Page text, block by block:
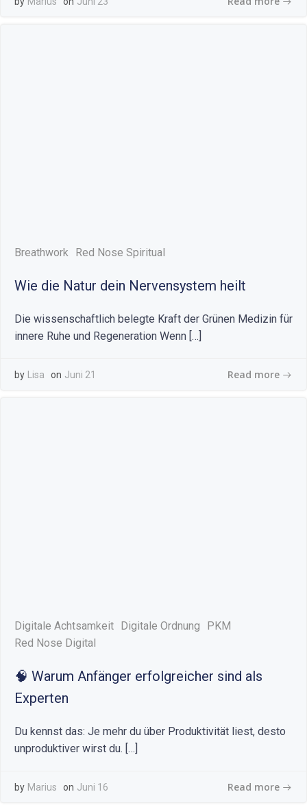
Breathwork Red Nose Spiritual
Wie die Natur dein Nervensystem heilt
Die wissenschaftlich belegte Kraft der Grünen Medizin für
innere Ruhe und Regeneration Wenn […]
by Lisa on Juni 21 Read more
Digitale Achtsamkeit Digitale Ordnung
PKM
Red Nose Digital
🧠 Warum Anfänger erfolgreicher sind als
Experten
Du kennst das: Je mehr du über Produktivität liest, desto
unproduktiver wirst du. […]
by Marius on Juni 16 Read more